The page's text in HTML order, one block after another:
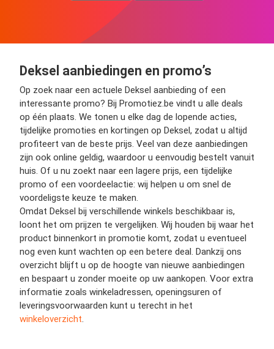
Deksel aanbiedingen en promo’s
Op zoek naar een actuele Deksel aanbieding of een
interessante promo? Bij Promotiez.be vindt u alle deals
op één plaats. We tonen u elke dag de lopende acties,
tijdelijke promoties en kortingen op Deksel, zodat u altijd
profiteert van de beste prijs. Veel van deze aanbiedingen
zijn ook online geldig, waardoor u eenvoudig bestelt vanuit
huis. Of u nu zoekt naar een lagere prijs, een tijdelijke
promo of een voordeelactie: wij helpen u om snel de
voordeligste keuze te maken.
Omdat Deksel bij verschillende winkels beschikbaar is,
loont het om prijzen te vergelijken. Wij houden bij waar het
product binnenkort in promotie komt, zodat u eventueel
nog even kunt wachten op een betere deal. Dankzij ons
overzicht blijft u op de hoogte van nieuwe aanbiedingen
en bespaart u zonder moeite op uw aankopen. Voor extra
informatie zoals winkeladressen, openingsuren of
leveringsvoorwaarden kunt u terecht in het
winkeloverzicht